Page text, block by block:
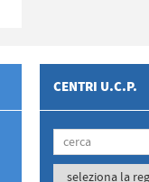
CENTRI U.C.P.